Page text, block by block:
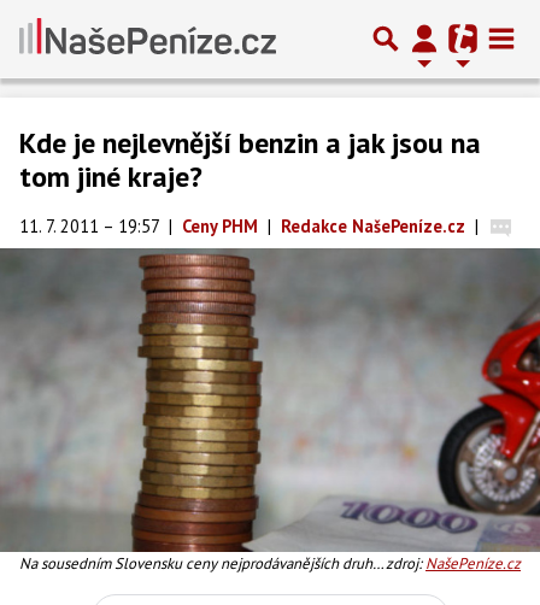
Kde je nejlevnější benzin a jak jsou na
tom jiné kraje?
11. 7. 2011 – 19:57 | Ceny PHM | Redakce NašePeníze.cz |
Na sousedním Slovensku ceny nejprodávanějších druhů zdroj:NašePeníze.cz